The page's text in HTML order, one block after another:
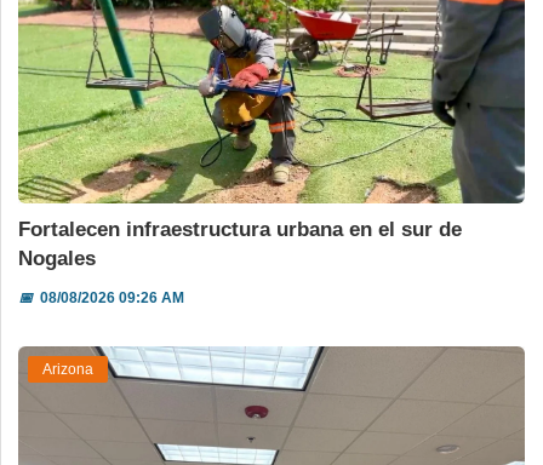
Fortalecen infraestructura urbana en el sur de
Nogales
📅08/08/2026 09:26 AM
Arizona